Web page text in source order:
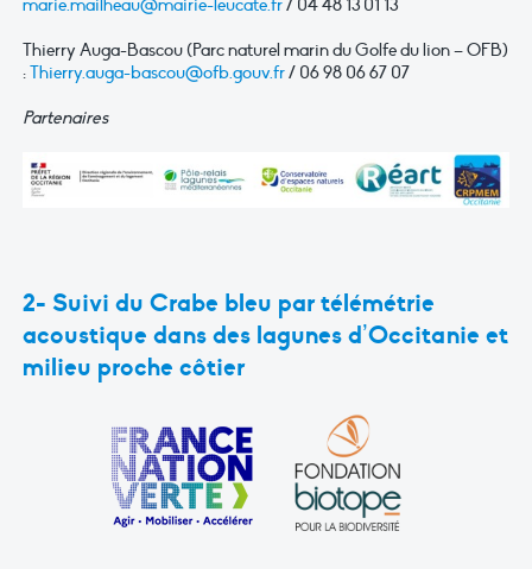
marie.mailheau@mairie-leucate.fr/ 04 48 13 01 13
Thierry Auga-Bascou (Parc naturel marin du Golfe du lion – OFB)
:Thierry.auga-bascou@ofb.gouv.fr/ 06 98 06 67 07
Partenaires
2- Suivi du Crabe bleu par télémétrie
acoustique dans des lagunes d’Occitanie et
milieu proche côtier